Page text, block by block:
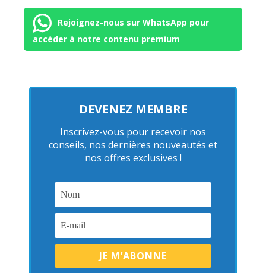
Rejoignez-nous sur WhatsApp pour
accéder à notre contenu premium
DEVENEZ MEMBRE
Inscrivez-vous pour recevoir nos
conseils, nos dernières nouveautés et
nos offres exclusives !